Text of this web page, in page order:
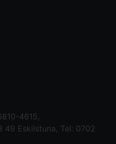
4615,
Eskilstuna, Tel: 0702